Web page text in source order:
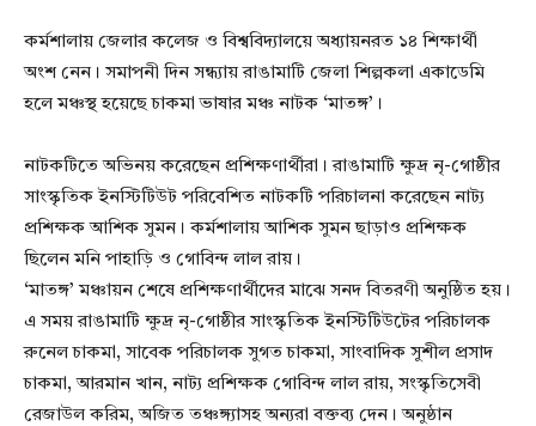
কর্মশালায় জেলার কলেজ ও বিশ্ববিদ্যালয়ে অধ্যায়নরত ১৪ শিক্ষার্থী
অংশ নেন। সমাপনী দিন সন্ধ্যায় রাঙামাটি জেলা শিল্পকলা একাডেমি
হলে মঞ্চস্থ হয়েছে চাকমা ভাষার মঞ্চ নাটক ‘মাতঙ্গ’।
নাটকটিতে অভিনয় করেছেন প্রশিক্ষণার্থীরা। রাঙামাটি ক্ষুদ্র নৃ-গোষ্ঠীর
সাংস্কৃতিক ইনস্টিটিউট পরিবেশিত নাটকটি পরিচালনা করেছেন নাট্য
প্রশিক্ষক আশিক সুমন। কর্মশালায় আশিক সুমন ছাড়াও প্রশিক্ষক
ছিলেন মনি পাহাড়ি ও গোবিন্দ লাল রায়।
‘মাতঙ্গ’ মঞ্চায়ন শেষে প্রশিক্ষণার্থীদের মাঝে সনদ বিতরণী অনুষ্ঠিত হয়।
এ সময় রাঙামাটি ক্ষুদ্র নৃ-গোষ্ঠীর সাংস্কৃতিক ইনস্টিটিউটের পরিচালক
রুনেল চাকমা, সাবেক পরিচালক সুগত চাকমা, সাংবাদিক সুশীল প্রসাদ
চাকমা, আরমান খান, নাট্য প্রশিক্ষক গোবিন্দ লাল রায়, সংস্কৃতিসেবী
রেজাউল করিম, অজিত তঞ্চঙ্গ্যাসহ অন্যরা বক্তব্য দেন। অনুষ্ঠান